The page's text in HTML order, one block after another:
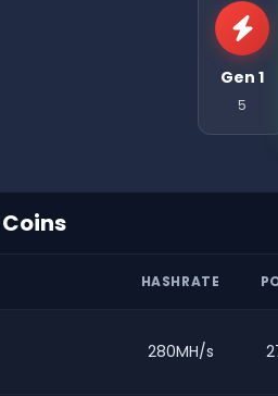
Gen 1
5
HASHRATE
280MH/s